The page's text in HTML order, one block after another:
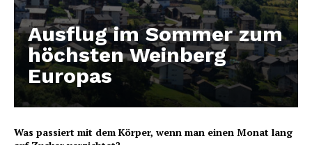
Ausflug im Sommer zum
höchsten Weinberg
Europas
Was passiert mit dem Körper, wenn man einen Monat lang